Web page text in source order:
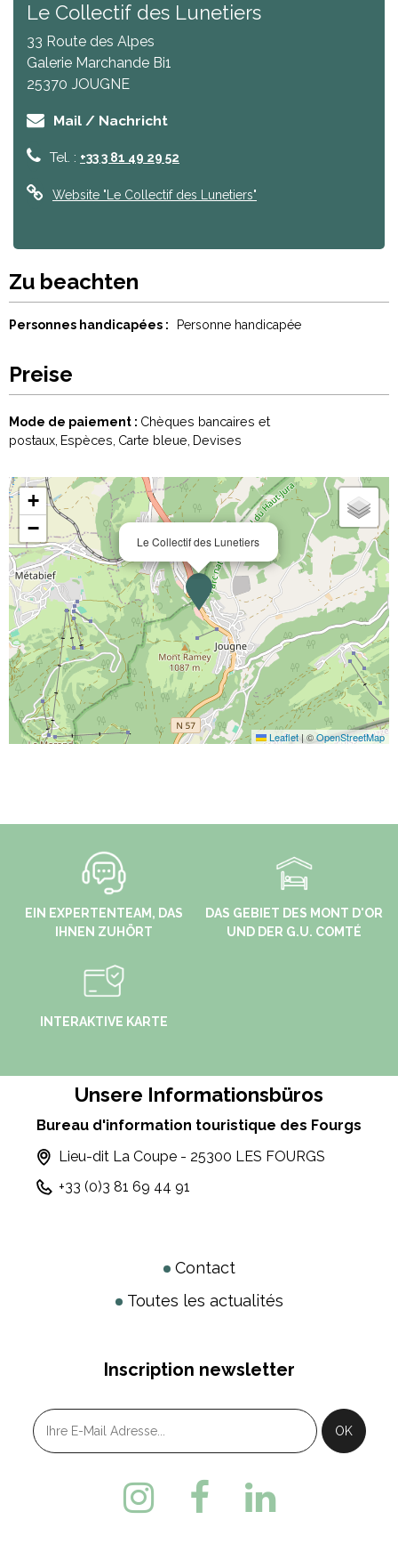
Le Collectif des Lunetiers
33 Route des Alpes
Galerie Marchande Bi1
25370 JOUGNE
Mail / Nachricht
Tel. : +33 3 81 49 29 52
Website "Le Collectif des Lunetiers"
Zu beachten
Personnes handicapées : Personne handicapée
Preise
Mode de paiement : Chèques bancaires et
postaux Espèces Carte bleue Devises
Le Collectif des Lunetiers
+
−
Leaflet| ©OpenStreetMap
EIN EXPERTENTEAM, DAS
IHNEN ZUHÖRT
DAS GEBIET DES MONT D'OR
UND DER G.U. COMTÉ
INTERAKTIVE KARTE
Unsere Informationsbüros
Bureau d'information touristique des Fourgs
Lieu-dit La Coupe - 25300 LES FOURGS
+33 (0)3 81 69 44 91
Contact
Toutes les actualités
Inscription newsletter